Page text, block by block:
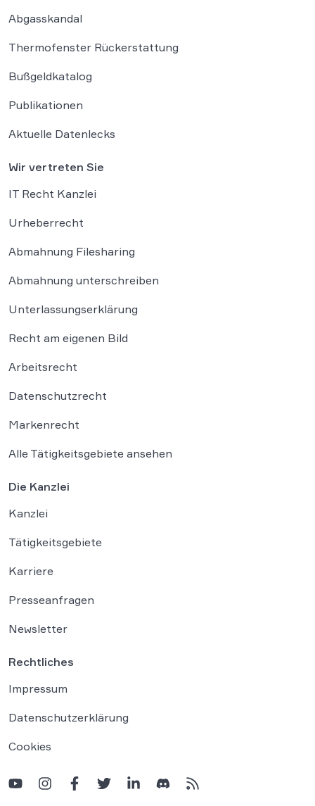
Abgasskandal
Thermofenster Rückerstattung
Bußgeldkatalog
Publikationen
Aktuelle Datenlecks
Wir vertreten Sie
IT Recht Kanzlei
Urheberrecht
Abmahnung Filesharing
Abmahnung unterschreiben
Unterlassungserklärung
Recht am eigenen Bild
Arbeitsrecht
Datenschutzrecht
Markenrecht
Alle Tätigkeitsgebiete ansehen
Die Kanzlei
Kanzlei
Tätigkeitsgebiete
Karriere
Presseanfragen
Newsletter
Rechtliches
Impressum
Datenschutzerklärung
Cookies